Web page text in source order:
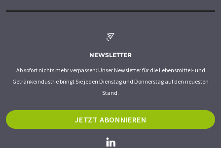
NEWSLETTER
Ab sofort nichts mehr verpassen: Unser Newsletter für die Lebensmittel- und
Getränkeindustrie bringt Sie jeden Dienstag und Donnerstag auf den neuesten
Stand.
JETZT ABONNIEREN